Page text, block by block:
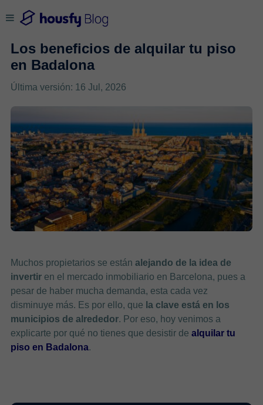
Los beneficios de alquilar tu piso
en Badalona
Última versión: 16 Jul, 2026
Muchos propietarios se están alejando de la idea de
invertiren el mercado inmobiliario en Barcelona, pues a
pesar de haber mucha demanda, esta cada vez
disminuye más. Es por ello, que la clave está en los
municipios de alrededor. Por eso, hoy venimos a
explicarte por qué no tienes que desistir de alquilar tu
piso en Badalona.